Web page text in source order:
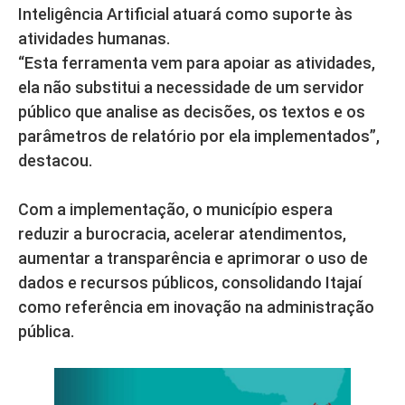
Inteligência Artificial atuará como suporte às
atividades humanas.
“Esta ferramenta vem para apoiar as atividades,
ela não substitui a necessidade de um servidor
público que analise as decisões, os textos e os
parâmetros de relatório por ela implementados”,
destacou.
Com a implementação, o município espera
reduzir a burocracia, acelerar atendimentos,
aumentar a transparência e aprimorar o uso de
dados e recursos públicos, consolidando Itajaí
como referência em inovação na administração
pública.